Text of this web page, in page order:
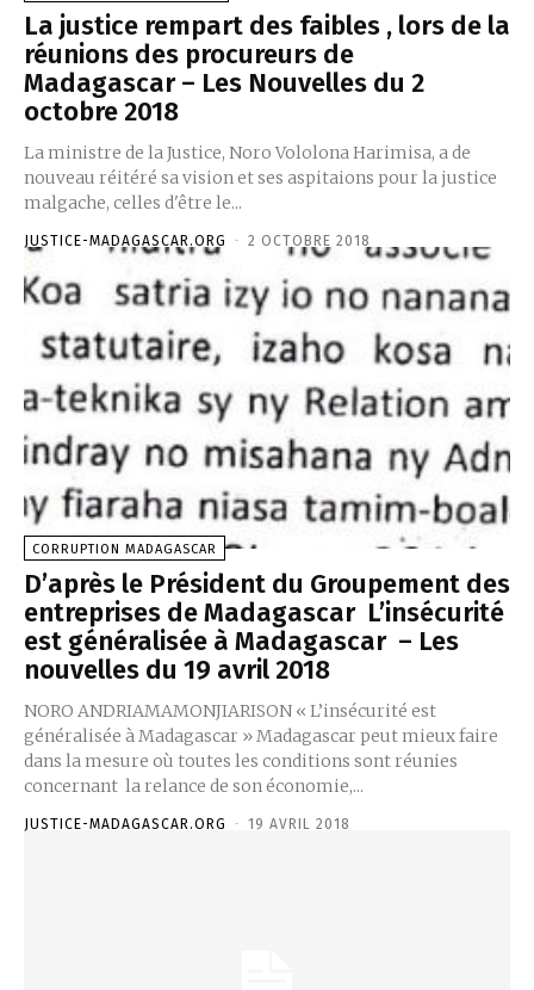
La justice rempart des faibles , lors de la
réunions des procureurs de
Madagascar – Les Nouvelles du 2
octobre 2018
La ministre de la Justice, Noro Vololona Harimisa, a de
nouveau réitéré sa vision et ses aspitaions pour la justice
malgache, celles d'être le...
JUSTICE-MADAGASCAR.ORG - 2 OCTOBRE 2018
CORRUPTION MADAGASCAR
D’après le Président du Groupement des
entreprises de Madagascar L’insécurité
est généralisée à Madagascar – Les
nouvelles du 19 avril 2018
NORO ANDRIAMAMONJIARISON « L’insécurité est
généralisée à Madagascar » Madagascar peut mieux faire
dans la mesure où toutes les conditions sont réunies
concernant la relance de son économie,...
JUSTICE-MADAGASCAR.ORG - 19 AVRIL 2018